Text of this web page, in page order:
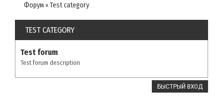
Форум »Test category
TEST CATEGORY
Test forum
Test forum description